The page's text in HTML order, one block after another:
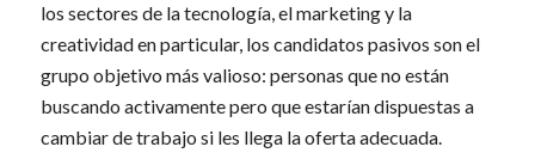
los sectores de la tecnología, el marketing y la
creatividad en particular, los candidatos pasivos son el
grupo objetivo más valioso: personas que no están
buscando activamente pero que estarían dispuestas a
cambiar de trabajo si les llega la oferta adecuada.